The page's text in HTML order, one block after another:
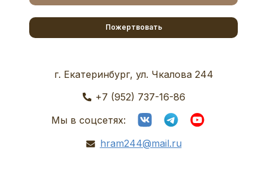
Пожертвовать
г. Екатеринбург, ул. Чкалова 244
+7 (952) 737-16-86
Мы в соцсетях:
hram244@mail.ru